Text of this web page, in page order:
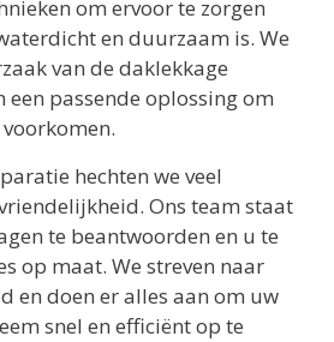
om ervoor te zorgen
en duurzaam is. We
van de daklekkage
passende oplossing om
hechten we veel
Ons team staat
te beantwoorden en u te
op maat. We streven naar
en doen er alles aan om uw
snel en efficiënt op te